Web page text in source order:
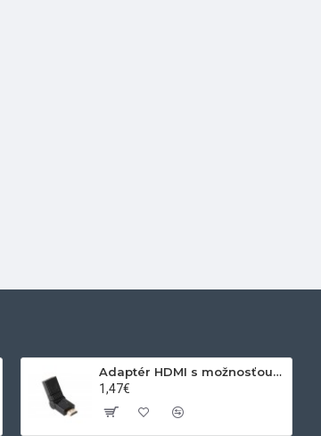
Adaptér HDMI s možnosťou otáčania
1,47€